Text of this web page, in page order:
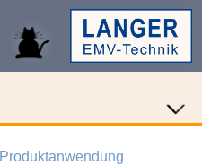
Produktanwendung